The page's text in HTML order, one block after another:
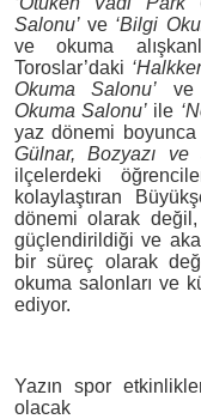
Salonu’ve ‘Bilgi
ve okuma
Toroslar’daki
Okuma Salonu’ ve
Okuma Salonu’ile
yaz dönemi
Gülnar, Bozyazı ve
ilçelerdeki
kolaylaştıran
dönemi olarak değil,
güçlendirildiği ve
bir süreç olarak
okuma salonları ve
ediyor.
Yazın spor
olacak